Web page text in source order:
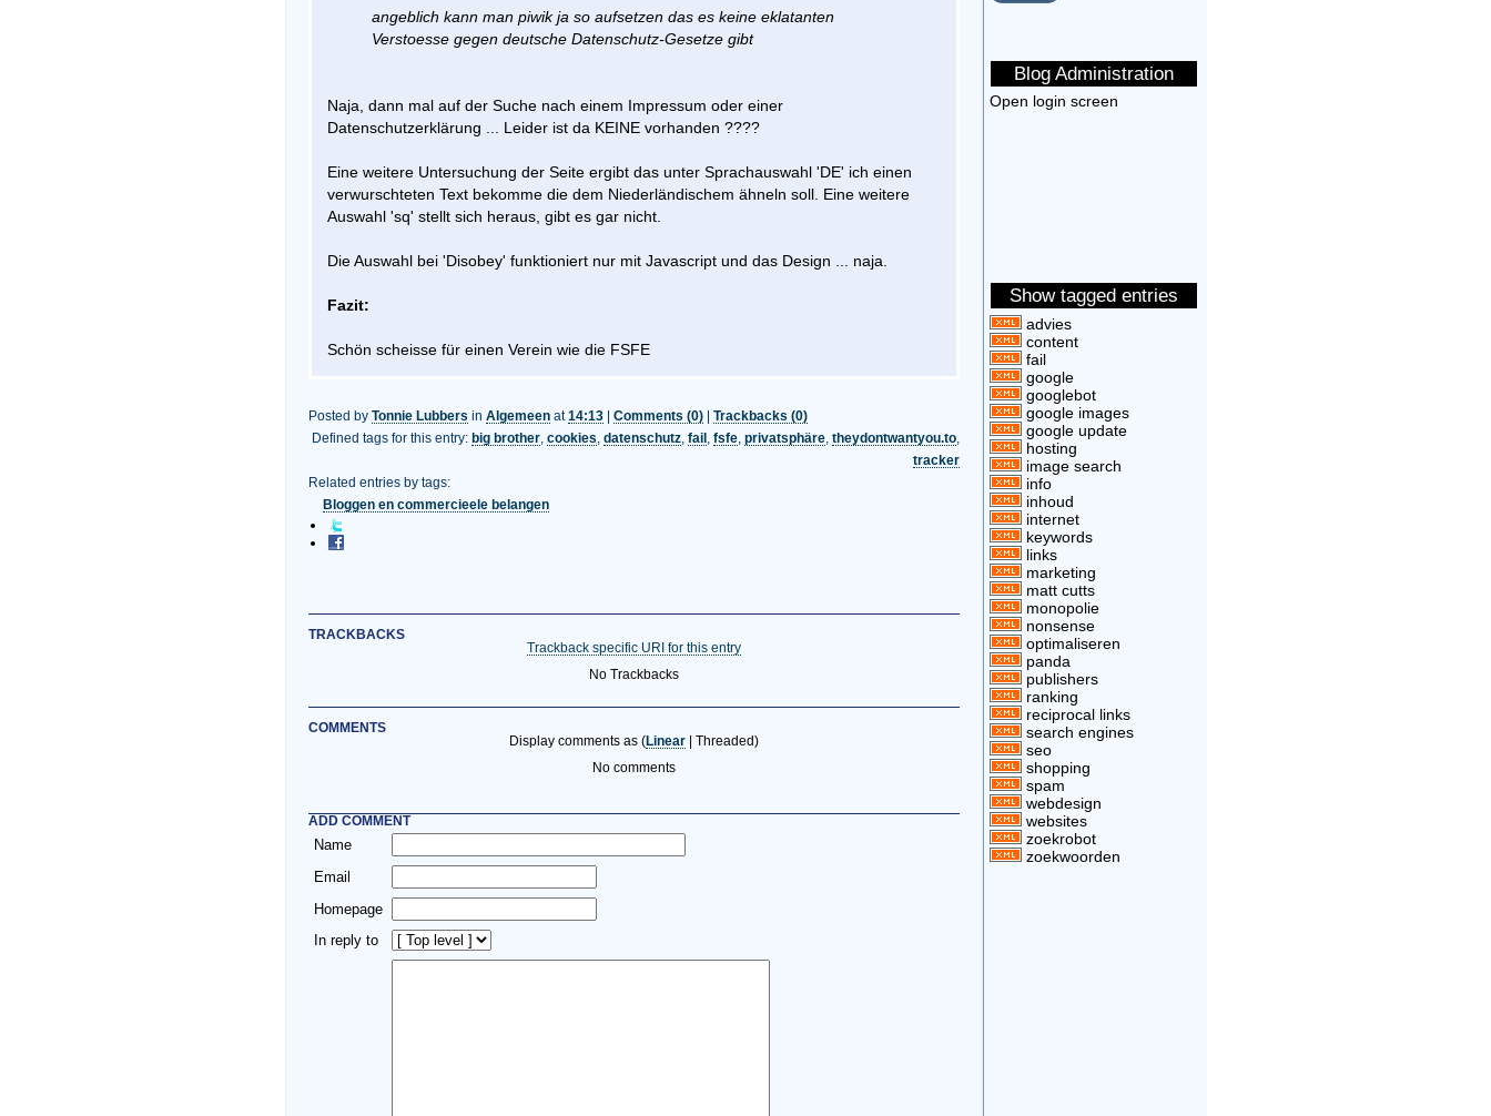
angeblich kann man piwik ja so aufsetzen das es keine eklatanten
Verstoesse gegen deutsche Datenschutz-Gesetze gibt
Naja, dann mal auf der Suche nach einem Impressum oder einer
Datenschutzerklärung ... Leider ist da KEINE vorhanden ????
Eine weitere Untersuchung der Seite ergibt das unter Sprachauswahl 'DE' ich einen
verwurschteten Text bekomme die dem Niederländischem ähneln soll. Eine weitere
Auswahl 'sq' stellt sich heraus, gibt es gar nicht.
Die Auswahl bei 'Disobey' funktioniert nur mit Javascript und das Design ... naja.
Fazit:
Schön scheisse für einen Verein wie die FSFE
Posted by Tonnie Lubbers in Algemeenat14:13| Comments (0)| Trackbacks (0)
Defined tags for this entry: big brother, cookies datenschutz, fail fsfe, privatsphäre, theydontwantyou.to,
tracker
Related entries by tags:
Bloggen en commercieele belangen
TRACKBACKS
Trackback specific URI for this entry
No Trackbacks
COMMENTS
Display comments as (Linear| Threaded)
No comments
ADD COMMENT
Name
Email
Homepage
In reply to
Blog Administration
Open login screen
Show tagged entries
advies
content
fail
google
googlebot
google images
google update
hosting
image search
info
inhoud
internet
keywords
links
marketing
matt cutts
monopolie
nonsense
optimaliseren
panda
publishers
ranking
reciprocal links
search engines
seo
shopping
spam
webdesign
websites
zoekrobot
zoekwoorden